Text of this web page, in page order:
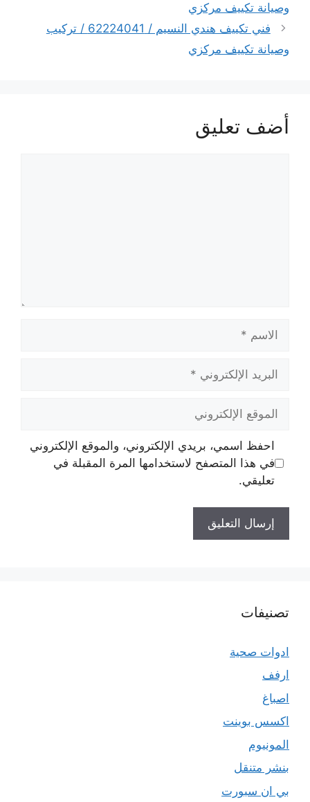
وصيانة تكييف مركزي
فني تكييف هندي النسيم / 62224041 / تركيب
وصيانة تكييف مركزي
أضف تعليق
الاسم
البريد
الإلكتروني
الموقع
الإلكتروني
احفظ اسمي، بريدي الإلكتروني، والموقع الإلكتروني
في هذا المتصفح لاستخدامها المرة المقبلة في
تعليقي.
تصنيفات
ادوات صحية
ارفف
اصباغ
اكسس بوينت
المونيوم
بنشر متنقل
بي ان سبورت